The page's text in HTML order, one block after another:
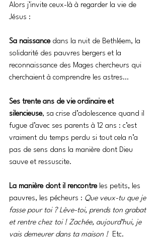
Alors j’invite ceux-là à regarder la vie de
Jésus :
Sa naissance dans la nuit de Bethléem, la
solidarité des pauvres bergers et la
reconnaissance des Mages chercheurs qui
cherchaient à comprendre les astres…
Ses trente ans de vie ordinaire et
silencieuse, sa crise d’adolescence quand il
fugue d’avec ses parents à 12 ans : c’est
vraiment du temps perdu si tout cela n’a
pas de sens dans la manière dont Dieu
sauve et ressuscite.
La manière dont il rencontre les petits, les
pauvres, les pécheurs : Que veux-tu que je
fasse pour toi ? Lève-toi, prends ton grabat
et rentre chez toi ! Zachée, aujourd’hui, je
vais demeurer dans ta maison ! Etc.